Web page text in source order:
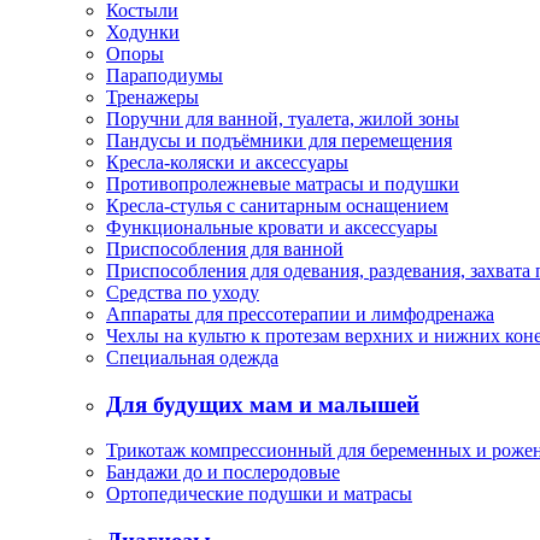
Костыли
Ходунки
Опоры
Параподиумы
Тренажеры
Поручни для ванной, туалета, жилой зоны
Пандусы и подъёмники для перемещения
Кресла-коляски и аксессуары
Противопролежневые матрасы и подушки
Кресла-стулья с санитарным оснащением
Функциональные кровати и аксессуары
Приспособления для ванной
Приспособления для одевания, раздевания, захвата
Средства по уходу
Аппараты для прессотерапии и лимфодренажа
Чехлы на культю к протезам верхних и нижних
Специальная одежда
Для будущих мам и малышей
Трикотаж компрессионный для беременных и
Бандажи до и послеродовые
Ортопедические подушки и матрасы